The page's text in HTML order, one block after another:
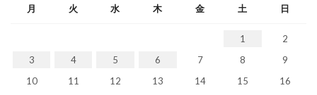
月 火 水 木 金 土 日
1
2
3
4 5 6 7 8
9
10
11 12 13 14 15
16